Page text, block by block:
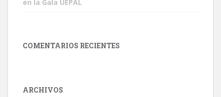
en la Gala UEPAL
COMENTARIOS RECIENTES
ARCHIVOS